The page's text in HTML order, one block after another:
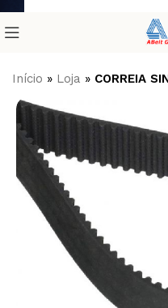
Início » Loja » CORREIA